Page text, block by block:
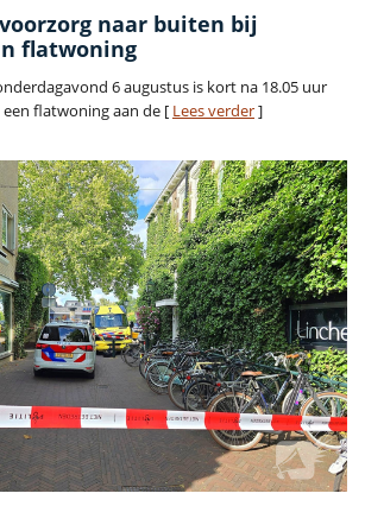
naar buiten bij
flatwoning
6 augustus is kort na 18.05 uur
flatwoning aan de [ Lees verder]